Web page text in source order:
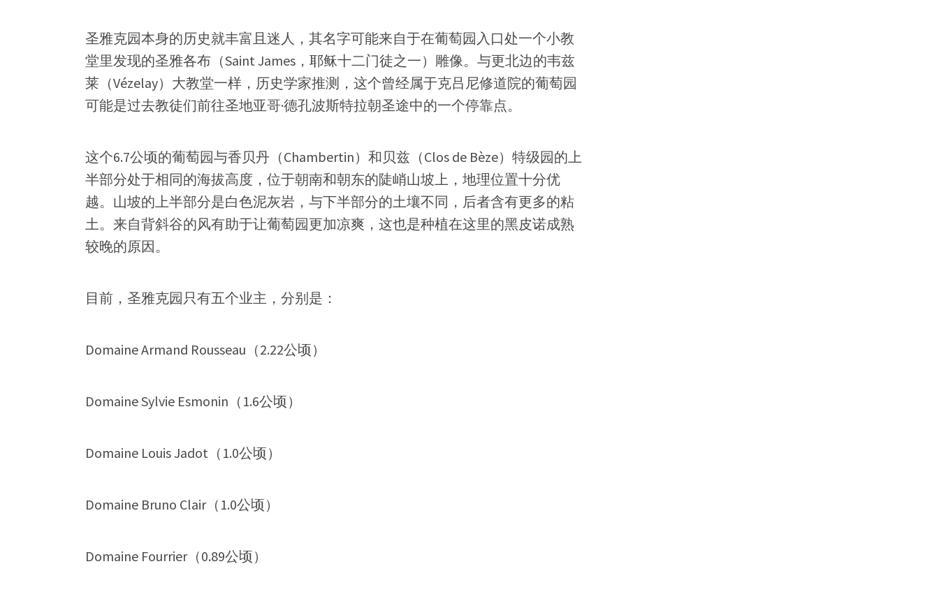
圣雅克园本身的历史就丰富且迷人，其名字可能来自于在葡萄园入口处一个小教
堂里发现的圣雅各布（Saint James，耶稣十二门徒之一）雕像。与更北边的韦兹
莱（Vézelay）大教堂一样，历史学家推测，这个曾经属于克吕尼修道院的葡萄园
可能是过去教徒们前往圣地亚哥·德孔波斯特拉朝圣途中的一个停靠点。
这个6.7公顷的葡萄园与香贝丹（Chambertin）和贝兹（Clos de Bèze）特级园的上
半部分处于相同的海拔高度，位于朝南和朝东的陡峭山坡上，地理位置十分优
越。山坡的上半部分是白色泥灰岩，与下半部分的土壤不同，后者含有更多的粘
土。来自背斜谷的风有助于让葡萄园更加凉爽，这也是种植在这里的黑皮诺成熟
较晚的原因。
目前，圣雅克园只有五个业主，分别是：
Domaine Armand Rousseau（2.22公顷）
Domaine Sylvie Esmonin（1.6公顷）
Domaine Louis Jadot（1.0公顷）
Domaine Bruno Clair（1.0公顷）
Domaine Fourrier（0.89公顷）